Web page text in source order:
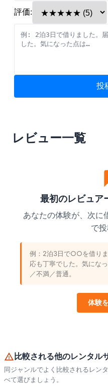
評価:
投
レビュー一覧
最初のレビュア
あなたの体験が、次に
で投
例：2泊3日で○○を借り
応も丁寧でした。気にな
／不満／普通。
体験
比較される他のレンタル
同ジャンルでよく比較されるレン
べて選びましょう。